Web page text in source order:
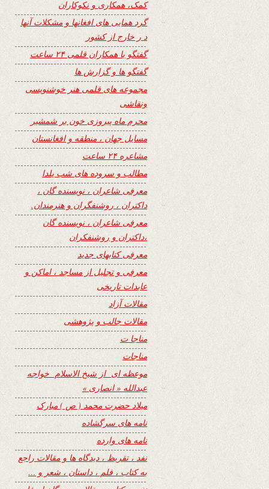
کمک، همکاری و نکوکاران
گرد همایی های افغانها و مشکلات آنها
د ر خارج از کشور
گفتگو با همکاران قلمی ۲۴ ساعت
گفتگو ها و گزارش ها
مجموعه های قلمی هنر خوشنویسی
ونقاشی
محرم ماه پیروزی خون بر شمشیر
مسایل جهان ، منطقه و افغانستان
مشاعره ۲۴ ساعت
مطالب و سروده های شب یلدا
معرفی شاعران ، نویسنده گان ،
داکتران ، روشنفگران و هنرمندان.
معرفی شاعران ، نویسنده گان
،داکتران و روشنفکران
معرفی کتابهای جدید
معرفی و تجلیل از مساجد ، اماکن و
عابدات تاریخی
مقالات آزاد
مقالات جالب و پژوهشی
مناجا ت
مناجات
موعظه ای از شیخ الاسلام خواجه
عبدالله « انصاری »
میلاد حضرت محمد ( ص ) مبارک
نامه های سرگشاده
نامه های وارده
نفد ، تقریظ ، دیدگاه ها و مقالات راجع
به کتاب ، فلم ، داستان ، شعر و …